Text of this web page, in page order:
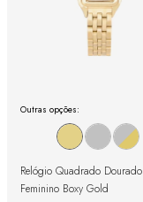
Outras opções:
Relógio Quadrado Dourado
Feminino Boxy Gold